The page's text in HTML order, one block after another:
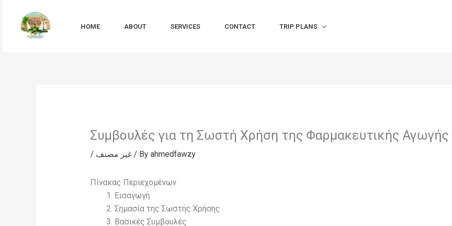
content
HOME ABOUT SERVICES CONTACT TRIP PLANS
Συμβουλές για τη Σωστή Χρήση της Φαρμακευτικής Αγωγής
/ غير مصنف/ By ahmedfawzy
Πίνακας Περιεχομένων
Εισαγωγή
Σημασία της Σωστής Χρήσης
Βασικές Συμβουλές